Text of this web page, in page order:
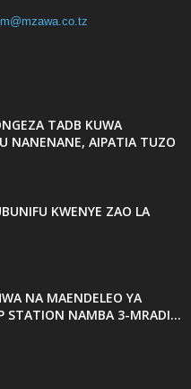
TADB KUWA
NANENANE, AIPATIA TUZO
KWENYE ZAO LA
NA MAENDELEO YA
STATION NAMBA 3-MRADI...